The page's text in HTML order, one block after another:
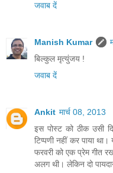
जवाब दें
Manish Kumar
बिल्कुल मृत्युंजय !
जवाब दें
Ankit मार्च 08, 2013
इस पोस्ट को ठीक उसी
टिप्पणी नहीं कर पाया
फरवरी को एक प्रेम गीत
अलग थी। लेकिन दो